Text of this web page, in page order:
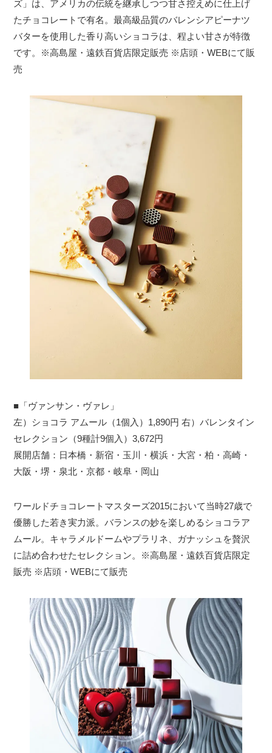
ズ」は、アメリカの伝統を継承しつつ甘さ控えめに仕上げ
たチョコレートで有名。最高級品質のバレンシアピーナツ
バターを使用した香り高いショコラは、程よい甘さが特徴
です。※高島屋・遠鉄百貨店限定販売 ※店頭・WEBにて販
売
■「ヴァンサン・ヴァレ」
左）ショコラ アムール（1個入）1,890円 右）バレンタイン
セレクション（9種計9個入）3,672円
展開店舗：日本橋・新宿・玉川・横浜・大宮・柏・高崎・
大阪・堺・泉北・京都・岐阜・岡山
ワールドチョコレートマスターズ2015において当時27歳で
優勝した若き実力派。バランスの妙を楽しめるショコラア
ムール。キャラメルドームやプラリネ、ガナッシュを贅沢
に詰め合わせたセレクション。※高島屋・遠鉄百貨店限定
販売 ※店頭・WEBにて販売